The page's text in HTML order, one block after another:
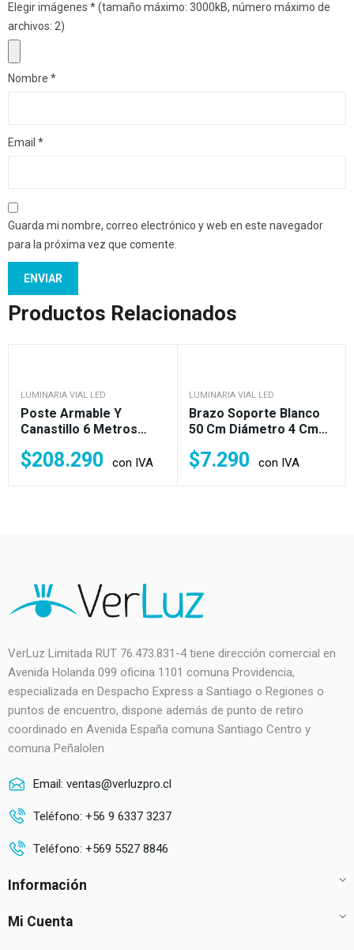
Elegir imágenes *(tamaño máximo: 3000kB, número máximo de
archivos: 2)
Nombre *
Email *
Guarda mi nombre, correo electrónico y web en este navegador
para la próxima vez que comente.
Productos Relacionados
LUMINARIA VIAL LED
Poste Armable Y
Canastillo 6 Metros
Pagoda LED
$208.290 con IVA
LUMINARIA VIAL LED
Brazo Soporte Blanco
50 Cm Diámetro 4 Cm
$7.290 con IVA
VerLuz Limitada RUT 76.473.831-4 tiene dirección comercial en
Avenida Holanda 099 oficina 1101 comuna Providencia,
especializada en Despacho Express a Santiago o Regiones o
puntos de encuentro, dispone además de punto de retiro
coordinado en Avenida España comuna Santiago Centro y
comuna Peñalolen
Email: ventas@verluzpro.cl
Teléfono: +56 9 6337 3237
Teléfono: +569 5527 8846
Información
Mi Cuenta